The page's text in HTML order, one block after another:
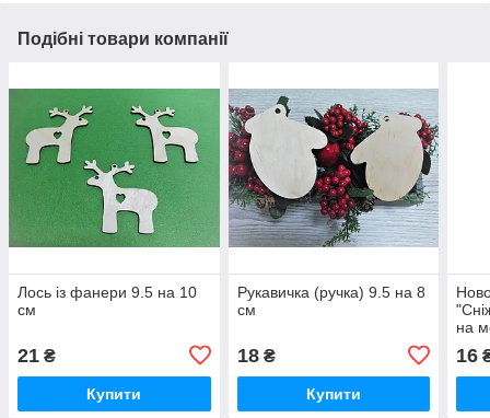
Подібні товари компанії
Лось із фанери 9.5 на 10
см
21 ₴
Купити
Рукавичка (ручка) 9.5 на 8
см
18₴
Купити
на
16